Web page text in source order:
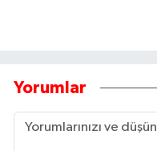
Yorumlar